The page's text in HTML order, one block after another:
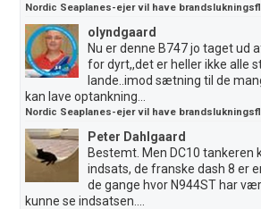
Nordic Seaplanes-ejer vil have
olyndgaard
Nu er denne B747 jo taget ud
for dyrt,,det er heller ikke alle
lande..imod sætning til de
kan lave optankning...
Nordic Seaplanes-ejer vil have
Peter Dahlgaard
Bestemt. Men DC10 tankeren
indsats, de franske dash 8 er
de gange hvor N944ST har
kunne se indsatsen....